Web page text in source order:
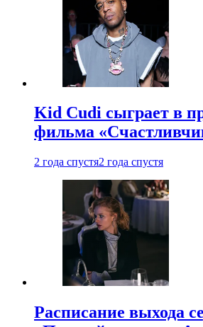
Kid Cudi сыграет в
фильма
2 года спустя2 года спустя
Расписание выхода